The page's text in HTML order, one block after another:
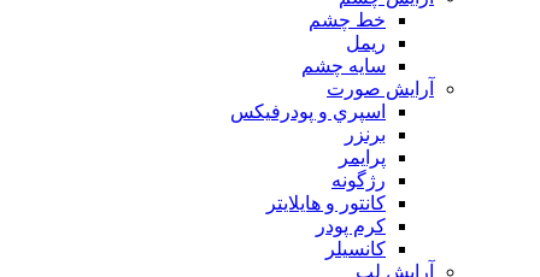
خط چشم
ريمل
سايه چشم
آرايش صورت
اسپري و پودرفيكس
برنزر
پرايمر
رژگونه
كانتور و هايلايتر
كرم پودر
كانسيلر
آرايش لب